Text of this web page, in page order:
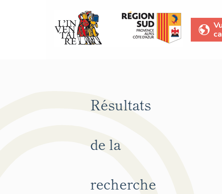
Résultats
de la
recherche